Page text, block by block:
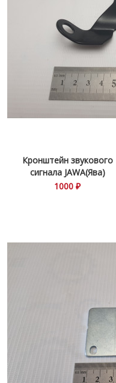
Кронштейн звукового
сигнала JAWA(Ява)
638\639
1000 ₽